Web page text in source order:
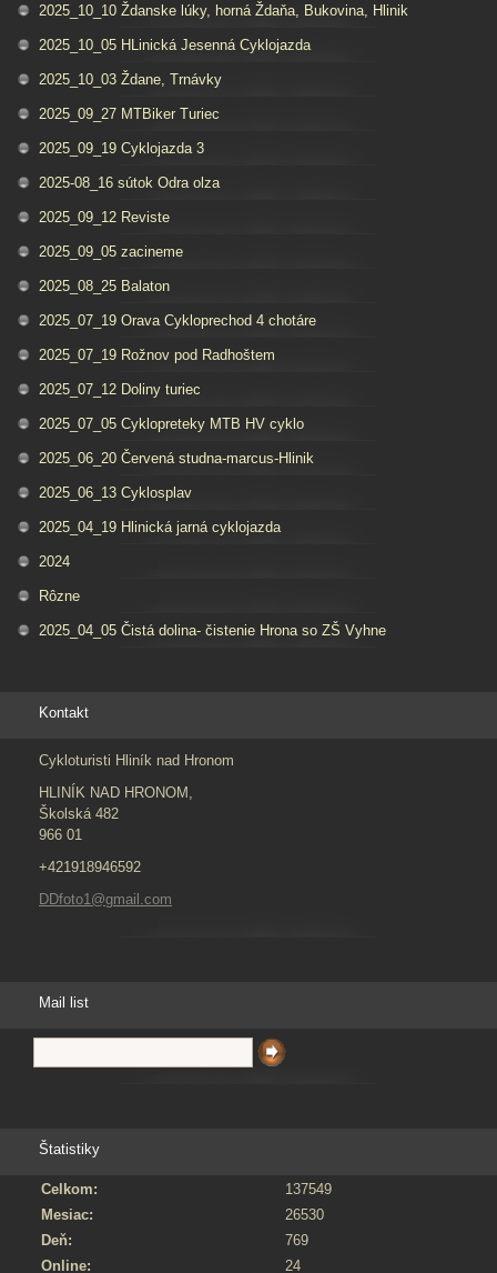
2025_10_10 Ždanske lúky, horná Ždaňa, Bukovina, Hlinik
2025_10_05 HLinická Jesenná Cyklojazda
2025_10_03 Ždane, Trnávky
2025_09_27 MTBiker Turiec
2025_09_19 Cyklojazda 3
2025-08_16 sútok Odra olza
2025_09_12 Reviste
2025_09_05 zacineme
2025_08_25 Balaton
2025_07_19 Orava Cykloprechod 4 chotáre
2025_07_19 Rožnov pod Radhoštem
2025_07_12 Doliny turiec
2025_07_05 Cyklopreteky MTB HV cyklo
2025_06_20 Červená studna-marcus-Hlinik
2025_06_13 Cyklosplav
2025_04_19 Hlinická jarná cyklojazda
2024
Rôzne
2025_04_05 Čistá dolina- čistenie Hrona so ZŠ Vyhne
Kontakt
Cykloturisti Hliník nad Hronom
HLINÍK NAD HRONOM,
Školská 482
966 01
+421918946592
DDfoto1@gmail.com
Mail list
Štatistiky
Online: 24
Celkom:
137549
Mesiac:
26530
Deň:
769